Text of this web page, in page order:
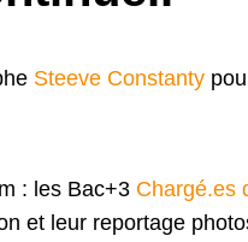
Steeve Constanty
: les Bac+3 Chargé.es
et leur reportage